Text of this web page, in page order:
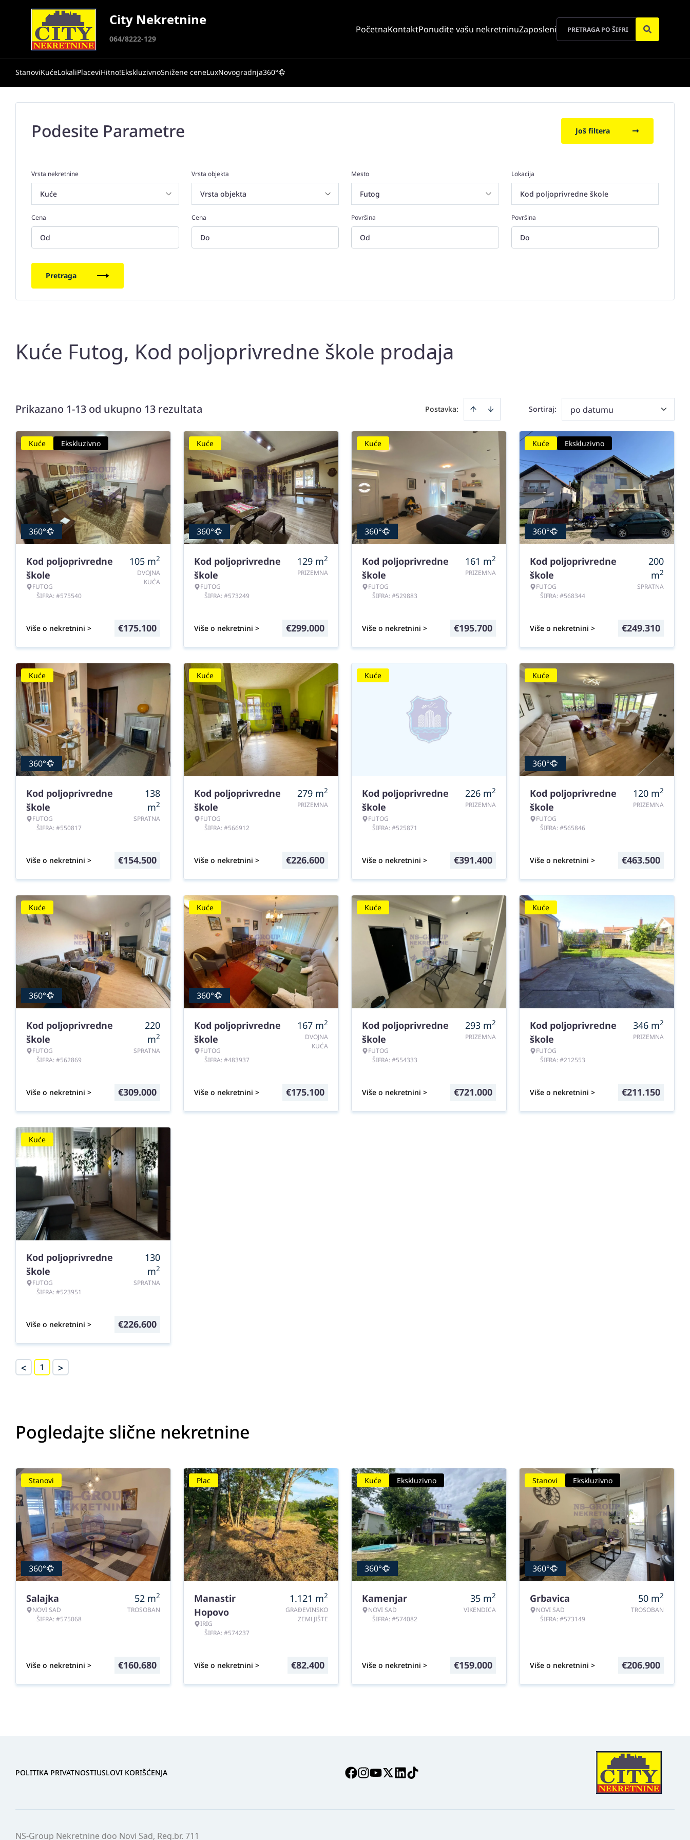
City Nekretnine
064/8222-129
PočetnaKontaktPonudite vašu nekretninuZaposleni
StanoviKućeLokaliPlaceviHitno!EkskluzivnoSnižene ceneLuxNovogradnja360°
Podesite Parametre Još filtera
Vrsta nekretnine Vrsta objekta Mesto Lokacija
Kod poljoprivredne škole
Cena Cena Površina Površina
Pretraga
Kuće Futog, Kod poljoprivredne škole prodaja
Prikazano 1-13 od ukupno 13 rezultata Postavka: Sortiraj: po datumu
Kuće Ekskluzivno
360°
Kod poljoprivredne
škole
FUTOG
ŠIFRA: #575540
105 m2
DVOJNA
KUĆA
Više o nekretnini > €175.100
Kuće
360°
Kod poljoprivredne
škole
FUTOG
ŠIFRA: #573249
129 m2
PRIZEMNA
Više o nekretnini > €299.000
Kuće
360°
Kod poljoprivredne
škole
FUTOG
ŠIFRA: #529883
161 m2
PRIZEMNA
Više o nekretnini > €195.700
Kuće Ekskluzivno
360°
Kod poljoprivredne
škole
FUTOG
ŠIFRA: #568344
200
m2
SPRATNA
Više o nekretnini > €249.310
Kuće
360°
Kod poljoprivredne
škole
FUTOG
ŠIFRA: #550817
138
m2
SPRATNA
Više o nekretnini > €154.500
Kuće
Kod poljoprivredne
škole
FUTOG
ŠIFRA: #566912
279 m2
PRIZEMNA
Više o nekretnini > €226.600
Kuće
Kod poljoprivredne
škole
FUTOG
ŠIFRA: #525871
226 m2
PRIZEMNA
Više o nekretnini > €391.400
Kuće
360°
Kod poljoprivredne
škole
FUTOG
ŠIFRA: #565846
120 m2
PRIZEMNA
Više o nekretnini > €463.500
Kuće
360°
Kod poljoprivredne
škole
FUTOG
ŠIFRA: #562869
220
m2
SPRATNA
Više o nekretnini > €309.000
Kuće
360°
Kod poljoprivredne
škole
FUTOG
ŠIFRA: #483937
167 m2
DVOJNA
KUĆA
Više o nekretnini > €175.100
Kuće
Kod poljoprivredne
škole
FUTOG
ŠIFRA: #554333
293 m2
PRIZEMNA
Više o nekretnini > €721.000
Kuće
Kod poljoprivredne
škole
FUTOG
ŠIFRA: #212553
346 m2
PRIZEMNA
Više o nekretnini > €211.150
Kuće
Kod poljoprivredne
škole
FUTOG
ŠIFRA: #523951
130
m2
SPRATNA
Više o nekretnini > €226.600
< 1 >
Pogledajte slične nekretnine
Stanovi
360°
Salajka
NOVI SAD
ŠIFRA: #575068
52 m2
TROSOBAN
Više o nekretnini > €160.680
Plac
Manastir
Hopovo
IRIG
ŠIFRA: #574237
1.121 m2
GRAĐEVINSKO
ZEMLJIŠTE
Više o nekretnini > €82.400
Kuće Ekskluzivno
360°
Kamenjar
NOVI SAD
ŠIFRA: #574082
35 m2
VIKENDICA
Više o nekretnini > €159.000
Stanovi Ekskluzivno
360°
Grbavica
NOVI SAD
ŠIFRA: #573149
50 m2
TROSOBAN
Više o nekretnini > €206.900
POLITIKA PRIVATNOSTIUSLOVI KORIŠĆENJA
NS-Group Nekretnine doo Novi Sad, Reg.br. 711